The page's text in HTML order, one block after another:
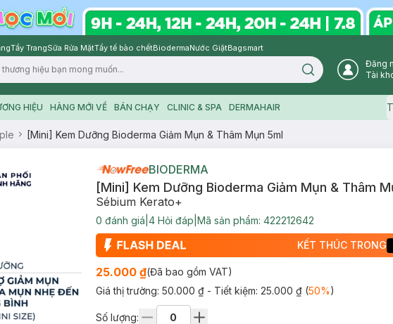
Tẩy TrangSữa Rửa MặtTẩy tế bào chếtBiodermaNước GiặtBagsmart
Search icon
Đăng
Tài
HIỆU HÀNG MỚI VỀ BÁN CHẠY CLINIC & SPA DERMAHAIR
[Mini] Kem Dưỡng Bioderma Giảm Mụn & Thâm Mụn 5ml
BIODERMA
[Mini] Kem Dưỡng Bioderma Giảm Mụn & Thâm
Sébium Kerato+
0 đánh giá 4Hỏi đáp Mã sản phẩm: 422212642
KẾT THÚC TRONG
25.000 ₫(Đã bao gồm VAT)
Giá thị trường: 50.000 ₫ - Tiết kiệm: 25.000 ₫(50%)
Số lượng: